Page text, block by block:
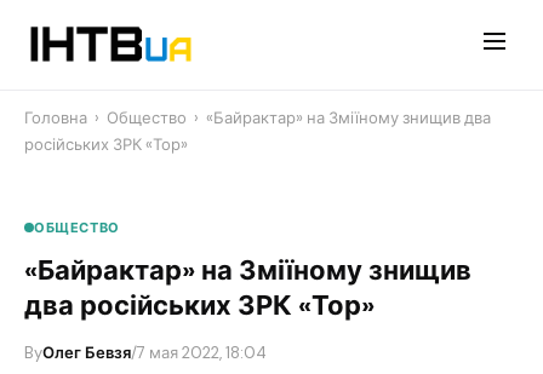
Головна › Общество › «Байрактар» на Зміїному знищив два
російських ЗРК «Тор»
ОБЩЕСТВО
«Байрактар» на Зміїному знищив
два російських ЗРК «Тор»
ByОлег Бевзя/7 мая 2022, 18:04